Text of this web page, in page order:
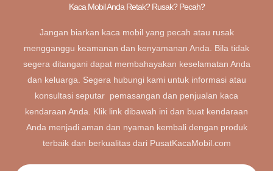
Kaca Mobil Anda Retak? Rusak? Pecah?
Jangan biarkan kaca mobil yang pecah atau rusak
mengganggu keamanan dan kenyamanan Anda. Bila tidak
segera ditangani dapat membahayakan keselamatan Anda
dan keluarga. Segera hubungi kami untuk informasi atau
konsultasi seputar pemasangan dan penjualan kaca
kendaraan Anda. Klik link dibawah ini dan buat kendaraan
Anda menjadi aman dan nyaman kembali dengan produk
terbaik dan berkualitas dari PusatKacaMobil.com